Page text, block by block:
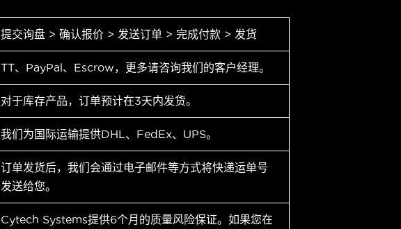
提交询盘 > 确认报价 > 发送订单 > 完成付款 > 发货
TT、PayPal、Escrow，更多请咨询我们的客户经理。
对于库存产品，订单预计在3天内发货。
我们为国际运输提供DHL、FedEx、UPS。
订单发货后，我们会通过电子邮件等方式将快递运单号
发送给您。
Cytech Systems提供6个月的质量风险保证。如果您在